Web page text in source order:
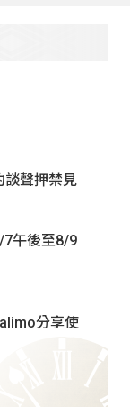
談聲押禁見
7午後至8/9
分享使